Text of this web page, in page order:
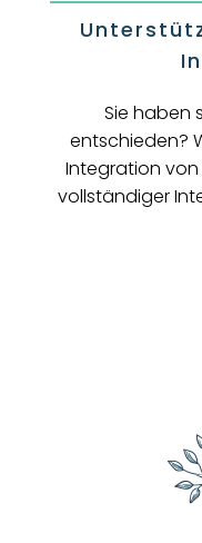
Sie haben
entschieden?
Integration von
vollständiger